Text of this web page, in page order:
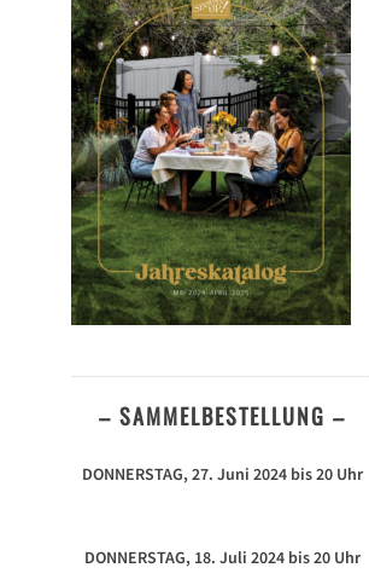
– SAMMELBESTELLUNG –
DONNERSTAG, 27. Juni 2024 bis 20 Uhr
DONNERSTAG, 18. Juli 2024 bis 20 Uhr